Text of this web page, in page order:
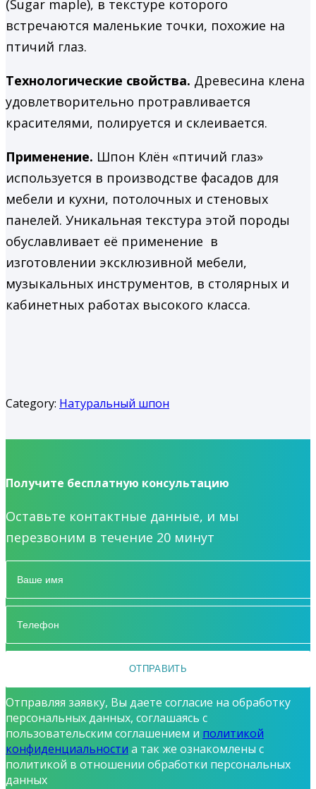
(Sugar maple), в текстуре которого
встречаются маленькие точки, похожие на
птичий глаз.
Технологические свойства. Древесина клена
удовлетворительно протравливается
красителями, полируется и склеивается.
Применение. Шпон Клён «птичий глаз»
используется в производстве фасадов для
мебели и кухни, потолочных и стеновых
панелей. Уникальная текстура этой породы
обуславливает её применение в
изготовлении эксклюзивной мебели,
музыкальных инструментов, в столярных и
кабинетных работах высокого класса.
Category: Натуральный шпон
Получите бесплатную консультацию
Оставьте контактные данные, и мы
перезвоним в течение 20 минут
Отправляя заявку, Вы даете согласие на обработку
персональных данных, соглашаясь с
пользовательским соглашением и политикой
конфиденциальности а так же ознакомлены с
политикой в отношении обработки персональных
данных